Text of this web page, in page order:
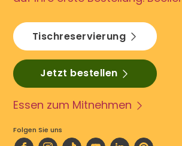
Tischreservierung
Jetzt bestellen
Essen zum Mitnehmen
Folgen Sie uns